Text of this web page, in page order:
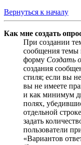
Вернуться к началу
Как мне создать
При создании
сообщения темы
форму Создать
создания
стиля; если вы
вы не имеете
и как минимум
полях,
отдельной
задать
пользователи
«Вариантов